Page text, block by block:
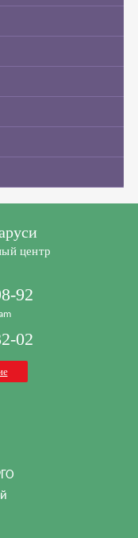
центр
92
02